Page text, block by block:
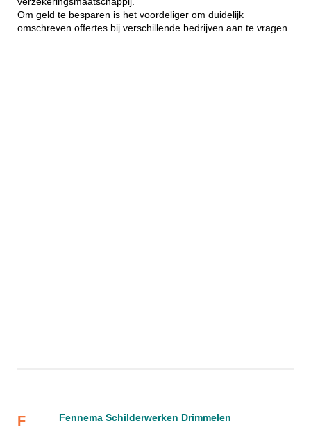
Om geld te besparen is het voordeliger om duidelijk
omschreven offertes bij verschillende bedrijven aan te vragen.
F Fennema Schilderwerken Drimmelen